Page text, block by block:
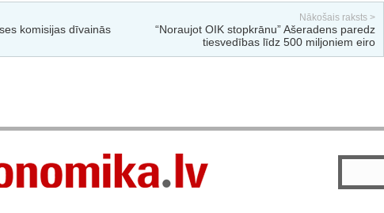
komisijas dīvainās
Nākošais raksts >
“Noraujot OIK stopkrānu” Ašeradens paredz
tiesvedības līdz 500 miljoniem eiro